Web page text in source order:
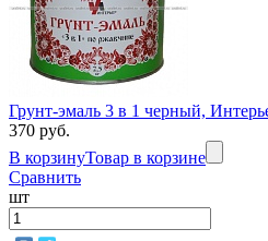
Грунт-эмаль 3 в 1 черный,
370 руб.
В корзинуТовар в корзине
Сравнить
шт